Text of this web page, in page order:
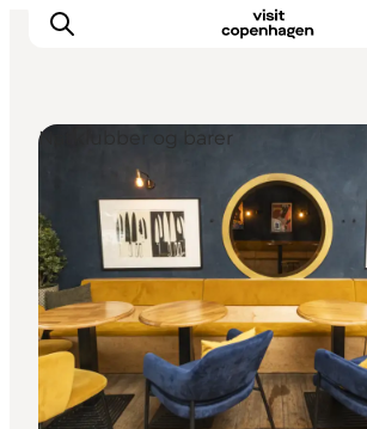
Aktiviteter
Mat och dryck
Planera din resa
Natklubber og barer